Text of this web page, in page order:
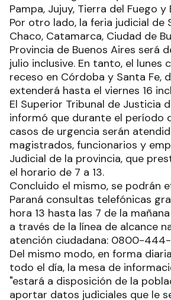
Pampa, Jujuy, Tierra del Fuego y
Por otro lado, la feria judicial de
Chaco, Catamarca, Ciudad de
Provincia de Buenos Aires será
julio inclusive. En tanto, el lunes
receso en Córdoba y Santa Fe,
extenderá hasta el viernes 16
El Superior Tribunal de Justicia
informó que durante el período
casos de urgencia serán
magistrados, funcionarios y
Judicial de la provincia, que
el horario de 7 a 13.
Concluido el mismo, se podrán
Paraná consultas telefónicas
hora 13 hasta las 7 de la
a través de la línea de alcance
atención ciudadana: 0800-444-
Del mismo modo, en forma
todo el día, la mesa de
"estará a disposición de la
aportar datos judiciales que le